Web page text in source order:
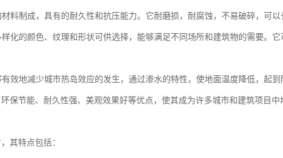
料制成，具有的耐久性和抗压能力。它耐磨损，耐腐蚀，不易破碎，可以
化的颜色、纹理和形状可供选择，能够满足不同场所和建筑物的需要。
效地减少城市热岛效应的发生，通过渗水的特性，使地面温度降低，起到
保节能、耐久性强、美观效果好等优点，使其成为许多城市和建筑项目中
其特点包括：